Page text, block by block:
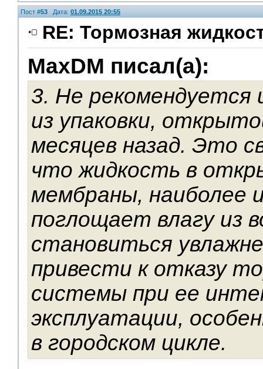
Пост #53 Дата: 01.09.2015 20:55
RE: Тормозная
MaxDM писал(а):
3. Не рекомендуется
из упаковки,
месяцев назад. Это
что жидкость в
мембраны, наиболее
поглощает влагу из
становиться
привести к отказу
системы при ее
эксплуатации,
в городском цикле.